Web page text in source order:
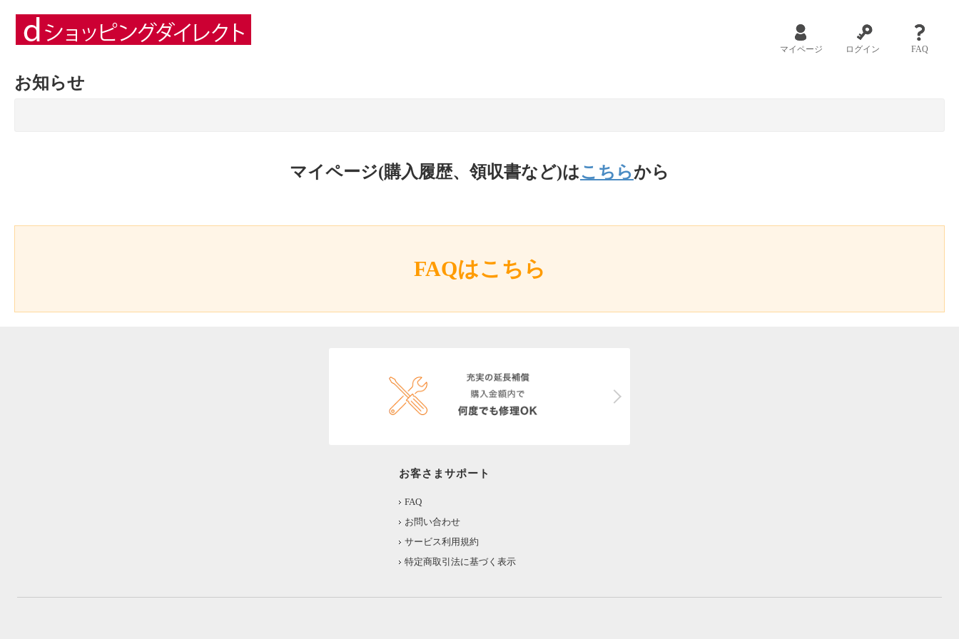
マイページ ログイン FAQ
お知らせ
マイページ(購入履歴、領収書など)はこちらから
FAQはこちら
お客さまサポート
FAQ
お問い合わせ
サービス利用規約
特定商取引法に基づく表示